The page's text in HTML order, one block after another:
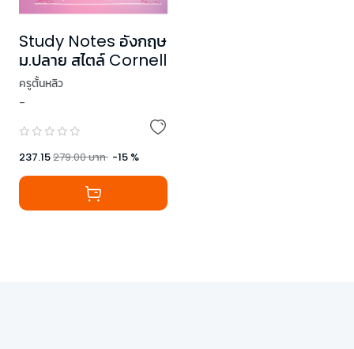
Study Notes อังกฤษ
ม.ปลาย สไตล์ Cornell
ครูต้้นหลิว
-
237.15279.00บาท -15 %